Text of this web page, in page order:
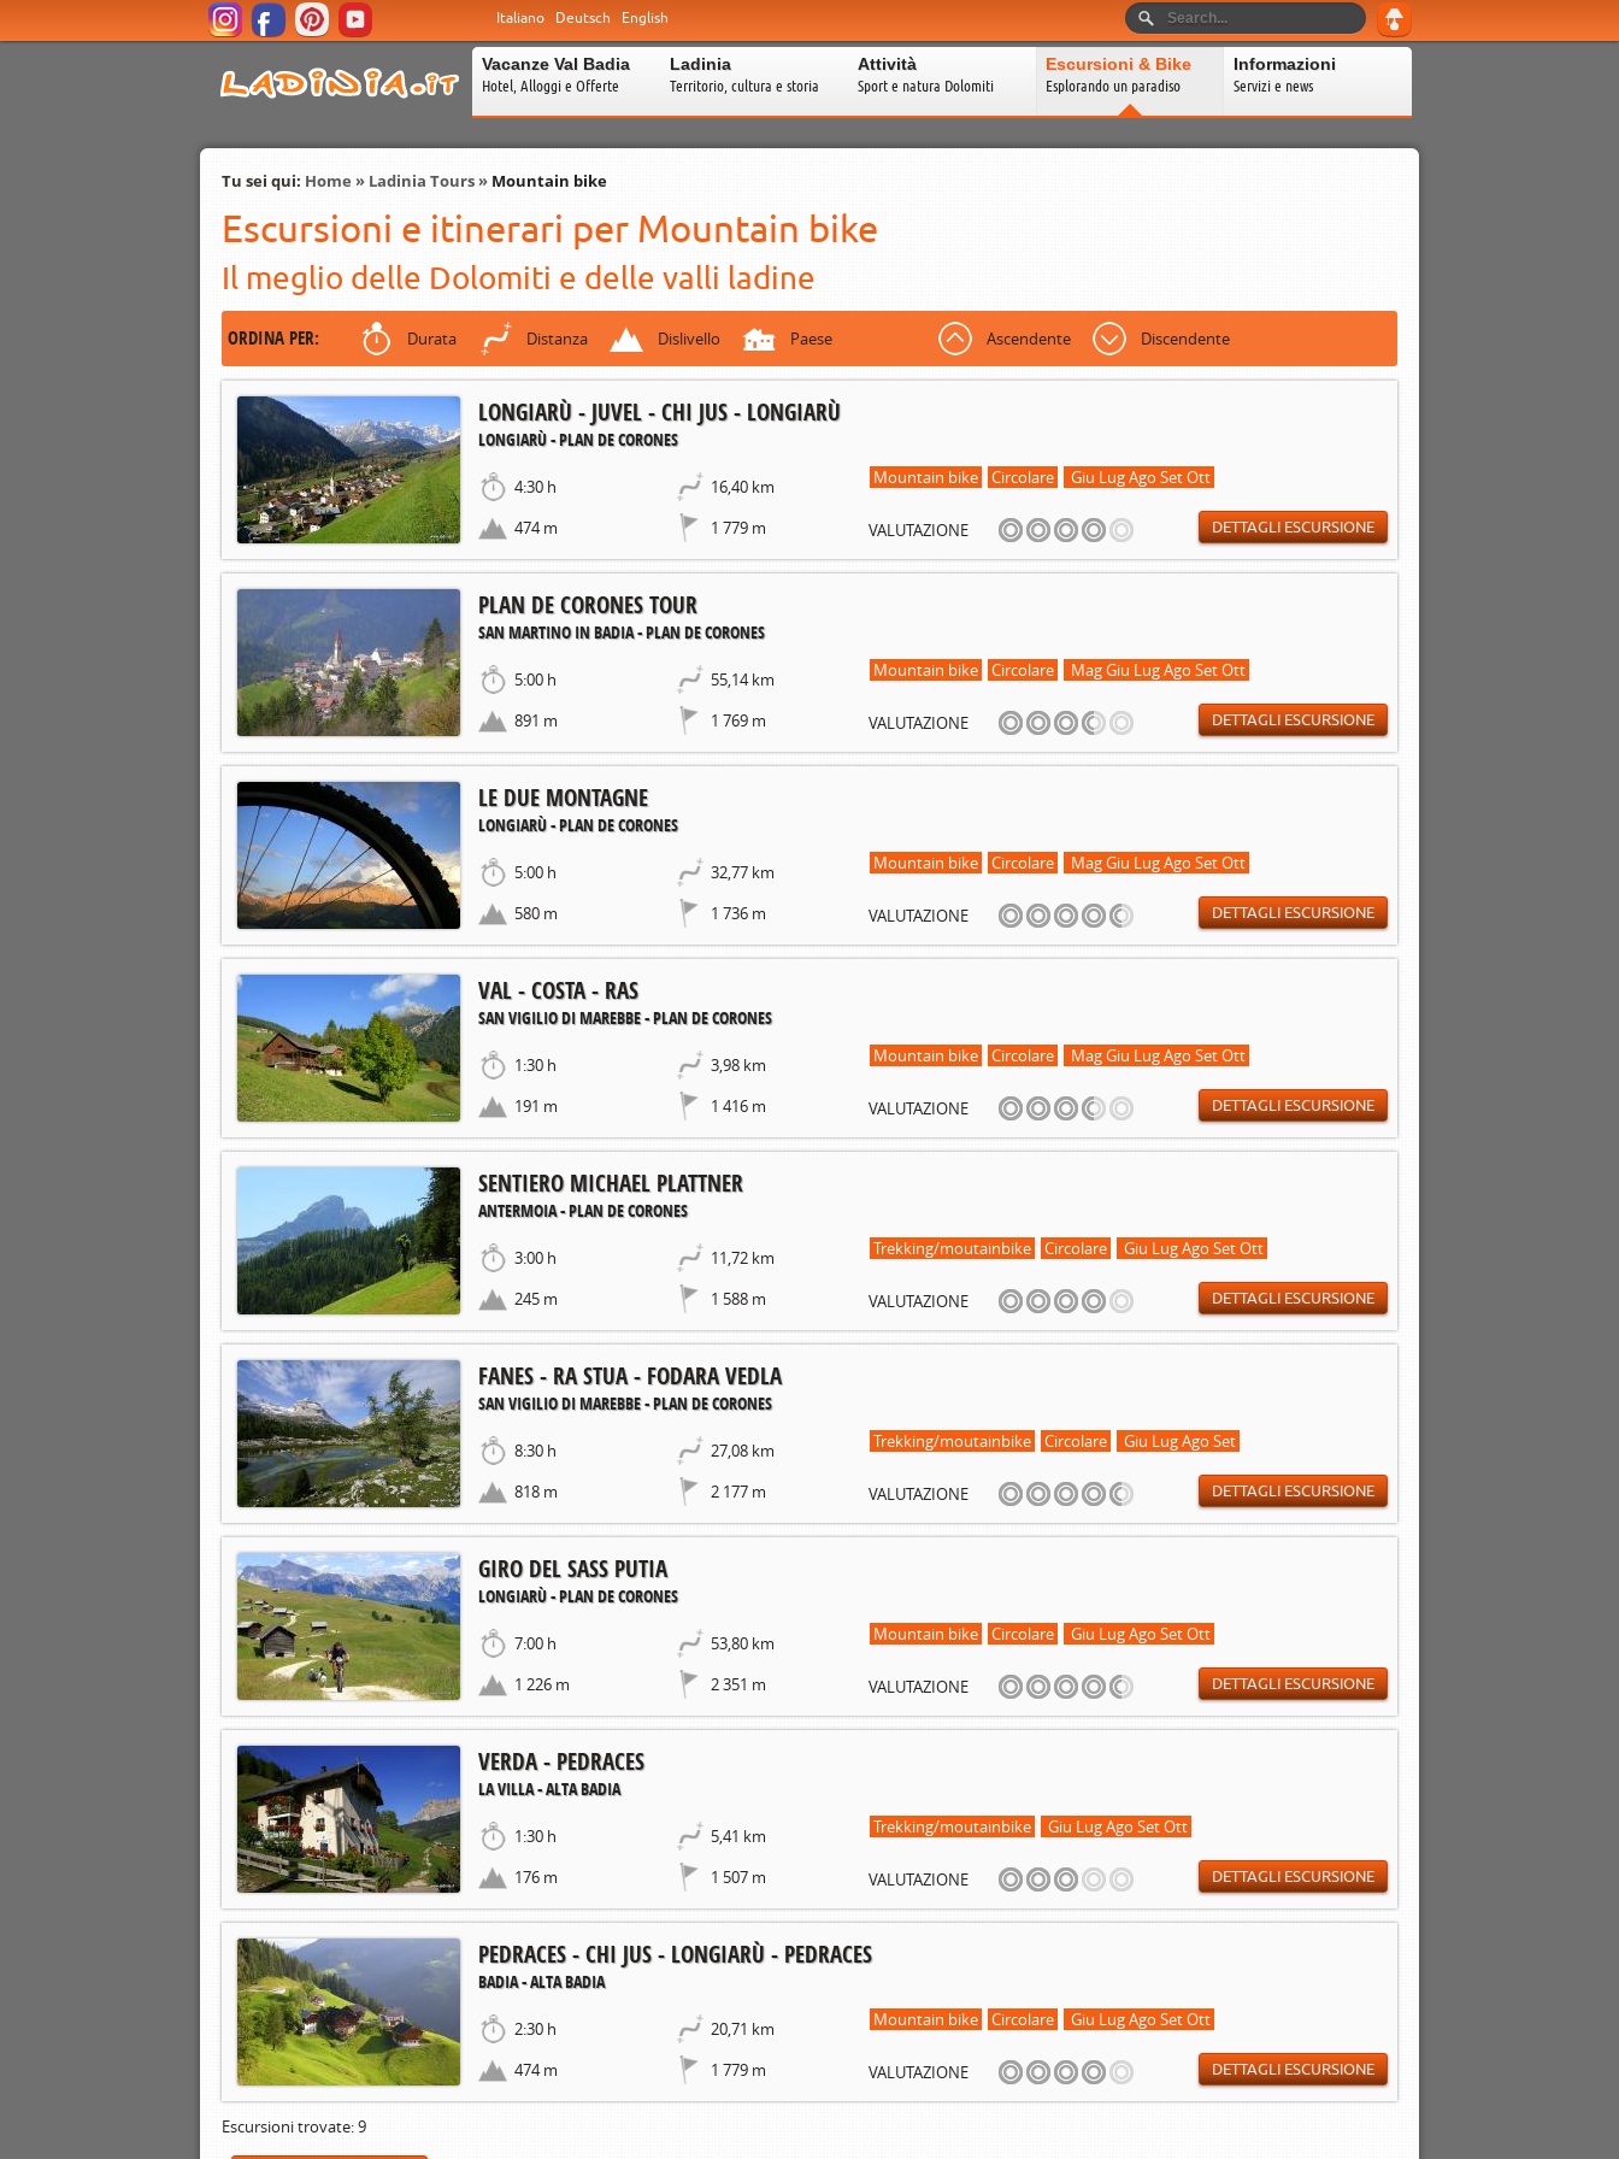
Italiano Deutsch English
Vacanze Val Badia
Hotel, Alloggi e Offerte
Ladinia
Territorio, cultura e storia
Attività
Sport e natura Dolomiti
Escursioni & Bike
Esplorando un paradiso
Informazioni
Servizi e news
Tu sei qui: Home» Ladinia Tours» Mountain bike
Escursioni e itinerari per Mountain bike
Il meglio delle Dolomiti e delle valli ladine
ORDINA PER: Durata Distanza Dislivello Paese Ascendente Discendente
LONGIARÙ - JUVEL - CHI JUS - LONGIARÙ
LONGIARÙ - PLAN DE CORONES
4:30 h
16,40 km
474 m
1 779 m
Mountain bike Circolare Giu Lug Ago Set Ott
VALUTAZIONE DETTAGLI ESCURSIONE
PLAN DE CORONES TOUR
SAN MARTINO IN BADIA - PLAN DE CORONES
5:00 h
55,14 km
891 m
1 769 m
Mountain bike Circolare Mag Giu Lug Ago Set Ott
VALUTAZIONE DETTAGLI ESCURSIONE
LE DUE MONTAGNE
LONGIARÙ - PLAN DE CORONES
5:00 h
32,77 km
580 m
1 736 m
Mountain bike Circolare Mag Giu Lug Ago Set Ott
VALUTAZIONE DETTAGLI ESCURSIONE
VAL - COSTA - RAS
SAN VIGILIO DI MAREBBE - PLAN DE CORONES
1:30 h
3,98 km
191 m
1 416 m
Mountain bike Circolare Mag Giu Lug Ago Set Ott
VALUTAZIONE DETTAGLI ESCURSIONE
SENTIERO MICHAEL PLATTNER
ANTERMOIA - PLAN DE CORONES
3:00 h
11,72 km
245 m
1 588 m
Trekking/moutainbike Circolare Giu Lug Ago Set Ott
VALUTAZIONE DETTAGLI ESCURSIONE
FANES - RA STUA - FODARA VEDLA
SAN VIGILIO DI MAREBBE - PLAN DE CORONES
8:30 h
27,08 km
818 m
2 177 m
Trekking/moutainbike Circolare Giu Lug Ago Set
VALUTAZIONE DETTAGLI ESCURSIONE
GIRO DEL SASS PUTIA
LONGIARÙ - PLAN DE CORONES
7:00 h
53,80 km
1 226 m
2 351 m
Mountain bike Circolare Giu Lug Ago Set Ott
VALUTAZIONE DETTAGLI ESCURSIONE
VERDA - PEDRACES
LA VILLA - ALTA BADIA
1:30 h
5,41 km
176 m
1 507 m
Trekking/moutainbike Giu Lug Ago Set Ott
VALUTAZIONE DETTAGLI ESCURSIONE
PEDRACES - CHI JUS - LONGIARÙ - PEDRACES
BADIA - ALTA BADIA
2:30 h
20,71 km
474 m
1 779 m
Mountain bike Circolare Giu Lug Ago Set Ott
VALUTAZIONE DETTAGLI ESCURSIONE
Escursioni trovate: 9